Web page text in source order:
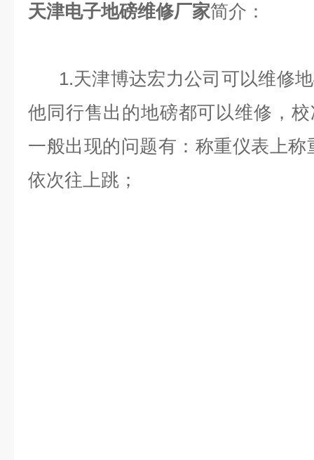
天津电子地磅维修厂家简介：
1.天津博达宏力公司可以维修地
他同行售出的地磅都可以维修，
一般出现的问题有：称重仪表上称
依次往上跳；